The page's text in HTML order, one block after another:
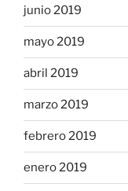
junio 2019
mayo 2019
abril 2019
marzo 2019
febrero 2019
enero 2019